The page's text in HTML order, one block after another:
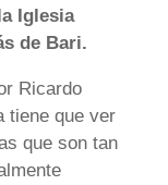
Iglesia
de Bari.
Ricardo
tiene que ver
que son tan